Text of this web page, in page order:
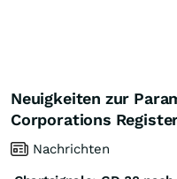
Neuigkeiten zur
Corporations
Nachrichten